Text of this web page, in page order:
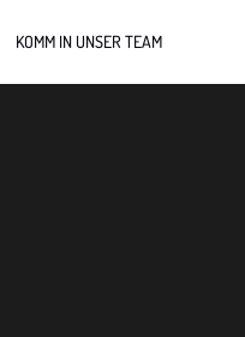
KOMM IN UNSER TEAM